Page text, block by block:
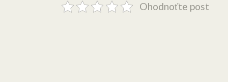
Ohodnoťte post